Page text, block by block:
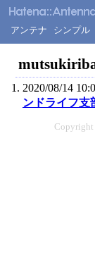
アンテナ シンプル
2020/08/14
ンドライフ支
Copyright